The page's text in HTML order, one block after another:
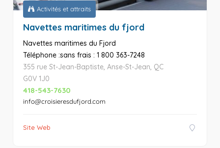
Activités et attraits
Navettes maritimes du fjord
Navettes maritimes du Fjord
Téléphone :sans frais : 1 800 363-7248
355 rue St-Jean-Baptiste, Anse-St-Jean, QC
G0V 1J0
418-543-7630
info@croisieresdufjord.com
Site Web